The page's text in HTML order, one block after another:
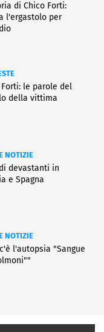
di Chico Forti:
l'ergastolo per
Forti: le parole del
della vittima
NOTIZIE
devastanti in
e Spagna
NOTIZIE
l'autopsia "Sangue